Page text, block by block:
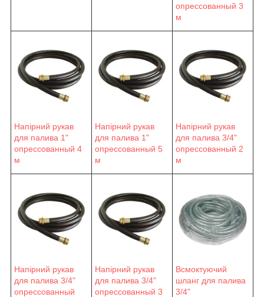
опрессованный 3
м
Напірний рукав
для палива 1"
опрессованный 4
м
Напірний рукав
для палива 1"
опрессованный 5
м
Напірний рукав
для палива 3/4"
опрессованный 2
м
Напірний рукав
для палива 3/4"
опрессованный
Напірний рукав
для палива 3/4"
опрессованный 3
Всмоктуючий
шланг для палива
3/4"